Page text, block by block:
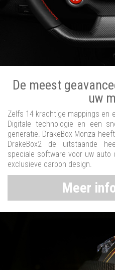
De meest
uw
Zelfs 14 krachtige mappings en
Digitale technologie en een
generatie. DrakeBox Monza
DrakeBox2 de uitstaande
speciale software voor uw auto
exclusieve carbon design.
Meer